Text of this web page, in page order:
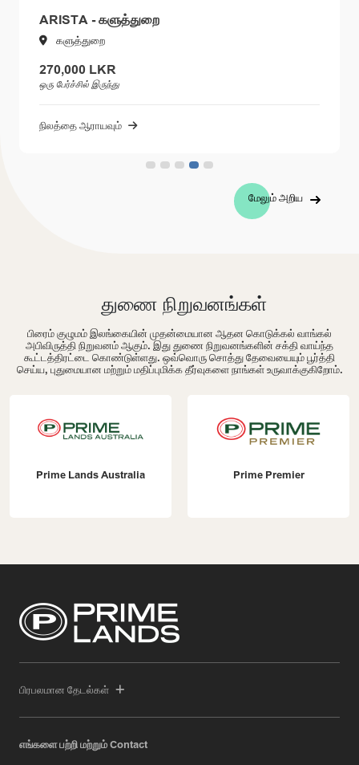
ARISTA - களுத்துறை
களுத்துறை
270,000 LKR
ஒரு பேர்ச்சில் இருந்து
நிலத்தை ஆராயவும்
மேலும் அறிய
துணை நிறுவனங்கள்
பிரைம் குழுமம் இலங்கையின் முதன்மையான ஆதன கொடுக்கல் வாங்கல்
அபிவிருத்தி நிறுவனம் ஆகும். இது துணை நிறுவனங்களின் சக்தி வாய்ந்த
கூட்டத்திரட்டை கொண்டுள்ளது. ஒவ்வொரு சொத்து தேவையையும் பூர்த்தி
செய்ய, புதுமையான மற்றும் மதிப்புமிக்க தீர்வுகளை நாங்கள் உருவாக்குகிறோம்.
Prime Lands Australia Prime Premier
பிரபலமான தேடல்கள்
எங்களை பற்றி மற்றும் Contact